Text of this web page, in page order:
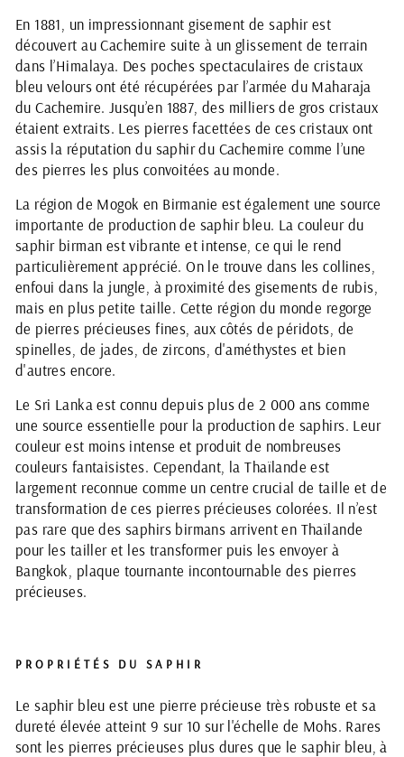
En 1881, un impressionnant gisement de saphir est
découvert au Cachemire suite à un glissement de terrain
dans l’Himalaya. Des poches spectaculaires de cristaux
bleu velours ont été récupérées par l’armée du Maharaja
du Cachemire. Jusqu’en 1887, des milliers de gros cristaux
étaient extraits. Les pierres facettées de ces cristaux ont
assis la réputation du saphir du Cachemire comme l’une
des pierres les plus convoitées au monde.
La région de Mogok en Birmanie est également une source
importante de production de saphir bleu. La couleur du
saphir birman est vibrante et intense, ce qui le rend
particulièrement apprécié. On le trouve dans les collines,
enfoui dans la jungle, à proximité des gisements de rubis,
mais en plus petite taille. Cette région du monde regorge
de pierres précieuses fines, aux côtés de péridots, de
spinelles, de jades, de zircons, d'améthystes et bien
d'autres encore.
Le Sri Lanka est connu depuis plus de 2 000 ans comme
une source essentielle pour la production de saphirs. Leur
couleur est moins intense et produit de nombreuses
couleurs fantaisistes. Cependant, la Thaïlande est
largement reconnue comme un centre crucial de taille et de
transformation de ces pierres précieuses colorées. Il n’est
pas rare que des saphirs birmans arrivent en Thaïlande
pour les tailler et les transformer puis les envoyer à
Bangkok, plaque tournante incontournable des pierres
précieuses.
PROPRIÉTÉS DU SAPHIR
Le saphir bleu est une pierre précieuse très robuste et sa
dureté élevée atteint 9 sur 10 sur l'échelle de Mohs. Rares
sont les pierres précieuses plus dures que le saphir bleu, à